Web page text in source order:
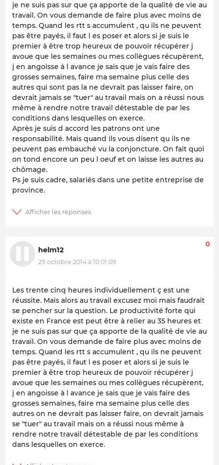
je ne suis pas sur que ça apporte de la qualité de vie au
travail. On vous demande de faire plus avec moins de
temps. Quand les rtt s accumulent , qu ils ne peuvent
pas être payés, il faut l es poser et alors si je suis le
premier à être trop heureux de pouvoir récupérer j
avoue que les semaines ou mes collègues récupèrent,
j en angoisse à l avance je sais que je vais faire des
grosses semaines, faire ma semaine plus celle des
autres qui sont pas la ne devrait pas laisser faire, on
devrait jamais se "tuer" au travail mais on a réussi nous
même à rendre notre travail détestable de par les
conditions dans lesquelles on exerce.
Après je suis d accord les patrons ont une
responsabilité. Mais quand ils vous disent qu ils ne
peuvent pas embauché vu la conjoncture. On fait quoi
on tond encore un peu l oeuf et on laisse les autres au
chômage.
Ps je suis cadre, salariés dans une petite entreprise de
province.
helm12
29 octobre 2014 à 10:01:09
0
Les trente cinq heures individuellement ç est une
réussite. Mais alors au travail excusez moi mais faudrait
se pencher sur la question. Le productivité forte qui
existe en France est peut être à relier au 35 heures et
je ne suis pas sur que ça apporte de la qualité de vie au
travail. On vous demande de faire plus avec moins de
temps. Quand les rtt s accumulent , qu ils ne peuvent
pas être payés, il faut l es poser et alors si je suis le
premier à être trop heureux de pouvoir récupérer j
avoue que les semaines ou mes collègues récupèrent,
j en angoisse à l avance je sais que je vais faire des
grosses semaines, faire ma semaine plus celle des
autres on ne devrait pas laisser faire, on devrait jamais
se "tuer" au travail mais on a réussi nous même à
rendre notre travail détestable de par les conditions
dans lesquelles on exerce.